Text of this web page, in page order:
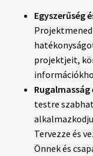
Egyszerűség
projektjeit,
testre
Tervezze és
Önnek és